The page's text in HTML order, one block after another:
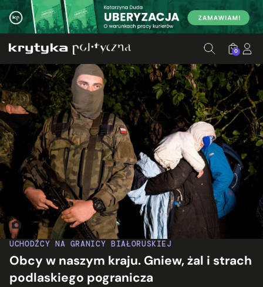
0
UCHODŹCY NA GRANICY BIAŁORUSKIEJ
Obcy w naszym kraju. Gniew, żal i strach
podlaskiego pogranicza